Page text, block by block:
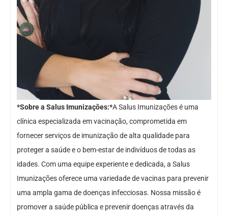
*Sobre a Salus Imunizações:*A Salus Imunizações é uma
clínica especializada em vacinação, comprometida em
fornecer serviços de imunização de alta qualidade para
proteger a saúde e o bem-estar de indivíduos de todas as
idades. Com uma equipe experiente e dedicada, a Salus
Imunizações oferece uma variedade de vacinas para prevenir
uma ampla gama de doenças infecciosas. Nossa missão é
promover a saúde pública e prevenir doenças através da